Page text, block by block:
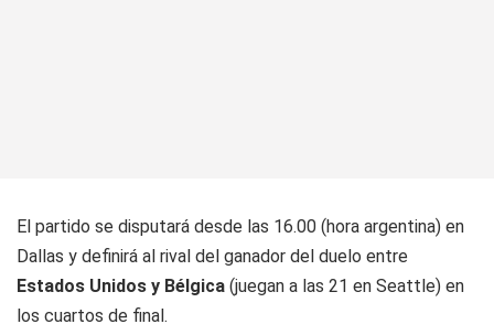
El partido se disputará desde las 16.00 (hora argentina) en
Dallas y definirá al rival del ganador del duelo entre
Estados Unidos y Bélgica (juegan a las 21 en Seattle) en
los cuartos de final.